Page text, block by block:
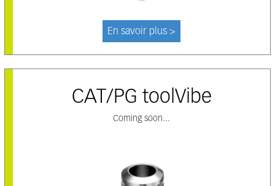
En savoir plus >
CAT/PG toolVibe
Coming soon...